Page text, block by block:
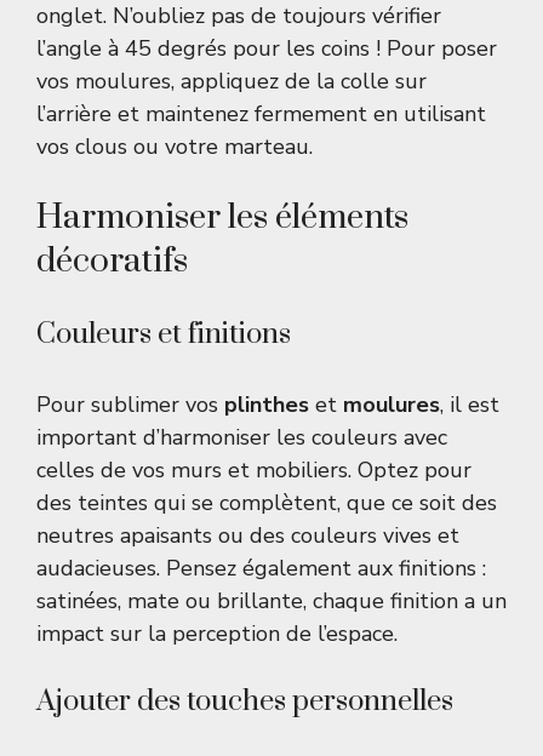
onglet. N’oubliez pas de toujours vérifier
l’angle à 45 degrés pour les coins ! Pour poser
vos moulures, appliquez de la colle sur
l’arrière et maintenez fermement en utilisant
vos clous ou votre marteau.
Harmoniser les éléments
décoratifs
Couleurs et finitions
Pour sublimer vos plinthes et moulures, il est
important d’harmoniser les couleurs avec
celles de vos murs et mobiliers. Optez pour
des teintes qui se complètent, que ce soit des
neutres apaisants ou des couleurs vives et
audacieuses. Pensez également aux finitions :
satinées, mate ou brillante, chaque finition a un
impact sur la perception de l’espace.
Ajouter des touches personnelles